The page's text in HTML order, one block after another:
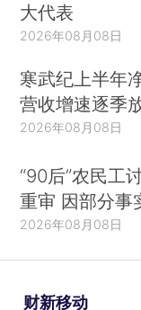
大代表
2026年08月08日
寒武纪上半年
营收增速逐季
2026年08月08日
“90后”农民工
重审 因部分事
2026年08月08日
财新移动